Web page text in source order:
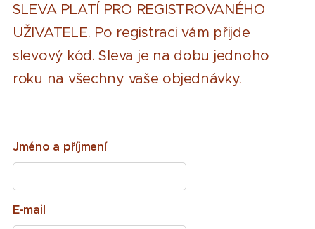
SLEVA PLATÍ PRO REGISTROVANÉHO
UŽIVATELE. Po registraci vám přijde
slevový kód. Sleva je na dobu jednoho
roku na všechny vaše objednávky.
Jméno a příjmení
E-mail